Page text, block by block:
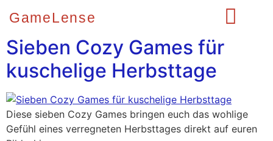
GameLense
Sieben Cozy Games für
kuschelige Herbsttage
Diese sieben Cozy Games bringen euch das wohlige
Gefühl eines verregneten Herbsttages direkt auf euren